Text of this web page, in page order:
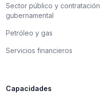
Sector público y contratación
gubernamental
Petróleo y gas
Servicios financieros
Capacidades